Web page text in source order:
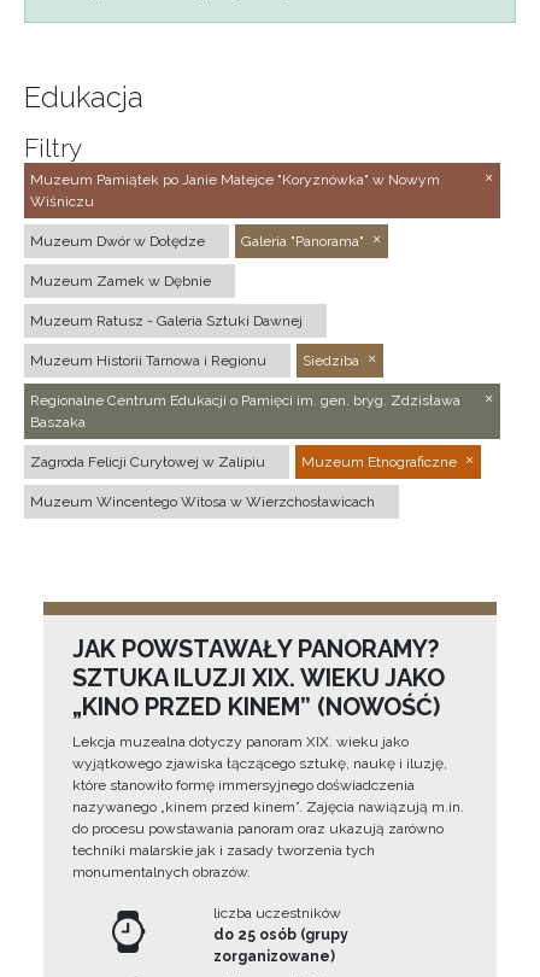
Edukacja
Filtry
Muzeum Pamiątek po Janie Matejce "Koryznówka" w Nowym
Wiśniczu
Muzeum Dwór w Dołędze Galeria "Panorama"
Muzeum Zamek w Dębnie
Muzeum Ratusz - Galeria Sztuki Dawnej
Muzeum Historii Tarnowa i Regionu Siedziba
Regionalne Centrum Edukacji o Pamięci im. gen. bryg. Zdzisława
Baszaka
Zagroda Felicji Curyłowej w Zalipiu Muzeum Etnograficzne
Muzeum Wincentego Witosa w Wierzchosławicach
JAK POWSTAWAŁY PANORAMY?
SZTUKA ILUZJI XIX. WIEKU JAKO
„KINO PRZED KINEM” (NOWOŚĆ)
Lekcja muzealna dotyczy panoram XIX. wieku jako
wyjątkowego zjawiska łączącego sztukę, naukę i iluzję,
które stanowiło formę immersyjnego doświadczenia
nazywanego „kinem przed kinem”. Zajęcia nawiązują m.in.
do procesu powstawania panoram oraz ukazują zarówno
techniki malarskie jak i zasady tworzenia tych
monumentalnych obrazów.
liczba uczestników
do 25 osób (grupy
zorganizowane)